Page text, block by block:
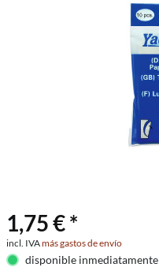
1,75 € *
incl. IVAmás gastos de envío
disponible inmediatamente